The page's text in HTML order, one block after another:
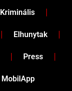
Kriminális
Elhunytak
Press
MobilApp